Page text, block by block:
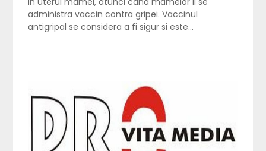
administra vaccin contra gripei. Vaccinul
antigripal se considera a fi sigur si este…